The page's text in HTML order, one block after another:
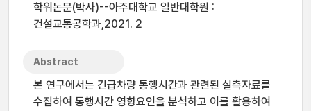
학위논문(박사)--아주대학교 일반대학원 :
건설교통공학과,2021. 2
Abstract
본 연구에서는 긴급차량 통행시간과 관련된 실측자료를
수집하여 통행시간 영향요인을 분석하고 이를 활용하여